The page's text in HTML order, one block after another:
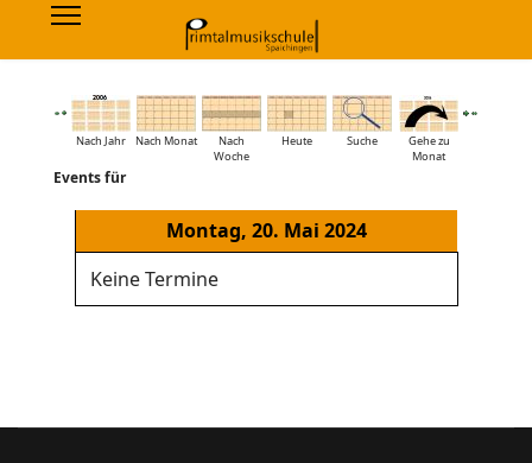
Nach Jahr Nach Monat
Nach
Woche
Heute Suche
Gehe zu
Monat
Events für
Montag, 20. Mai 2024
Keine Termine